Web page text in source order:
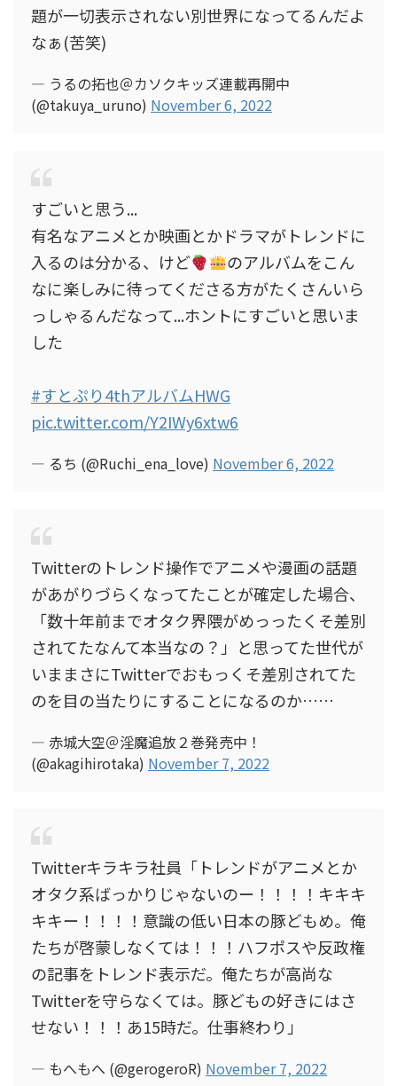
題が一切表示されない別世界になってるんだよ
なぁ(苦笑)
— うるの拓也＠カソクキッズ連載再開中
(@takuya_uruno) November 6, 2022
すごいと思う...
有名なアニメとか映画とかドラマがトレンドに
入るのは分かる、けど
のアルバムをこん
なに楽しみに待ってくださる方がたくさんいら
っしゃるんだなって...ホントにすごいと思いま
した
#すとぷり4thアルバムHWG
pic.twitter.com/Y2IWy6xtw6
— るち (@Ruchi_ena_love) November 6, 2022
Twitterのトレンド操作でアニメや漫画の話題
があがりづらくなってたことが確定した場合、
「数十年前までオタク界隈がめっったくそ差別
されてたなんて本当なの？」と思ってた世代が
いままさにTwitterでおもっくそ差別されてた
のを目の当たりにすることになるのか……
— 赤城大空＠淫魔追放２巻発売中！
(@akagihirotaka) November 7, 2022
Twitterキラキラ社員「トレンドがアニメとか
オタク系ばっかりじゃないのー！！！！キキキ
キキー！！！！意識の低い日本の豚どもめ。俺
たちが啓蒙しなくては！！！ハフポスや反政権
の記事をトレンド表示だ。俺たちが高尚な
Twitterを守らなくては。豚どもの好きにはさ
せない！！！あ15時だ。仕事終わり」
— もへもへ (@gerogeroR) November 7, 2022